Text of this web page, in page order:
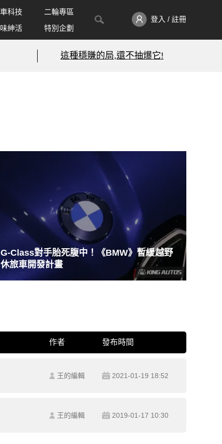
科技
二輪專區
紳活
特別企劃
登入 / 註冊
這種穩賺的局,還不抽爆它!
G-Class對手胎死腹中！《BMW》暫緩越野
休旅車開發計畫
作者 發布時間
王的編輯 2021-01-19 18:52
王的編輯 2019-01-17 10:30